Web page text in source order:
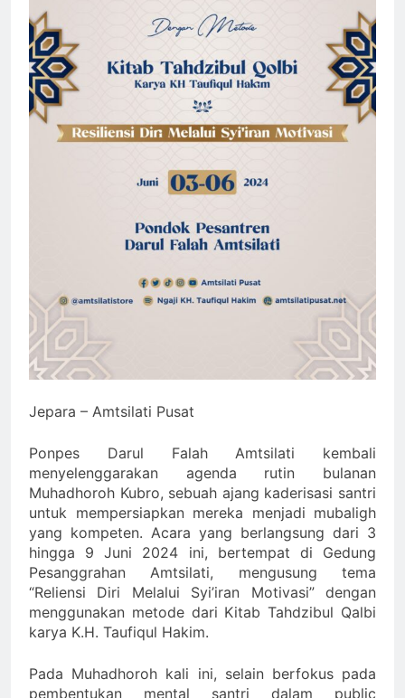
Jepara – Amtsilati Pusat
Ponpes Darul Falah Amtsilati kembali
menyelenggarakan agenda rutin bulanan
Muhadhoroh Kubro, sebuah ajang kaderisasi santri
untuk mempersiapkan mereka menjadi mubaligh
yang kompeten. Acara yang berlangsung dari 3
hingga 9 Juni 2024 ini, bertempat di Gedung
Pesanggrahan Amtsilati, mengusung tema
“Reliensi Diri Melalui Syi’iran Motivasi” dengan
menggunakan metode dari Kitab Tahdzibul Qalbi
karya K.H. Taufiqul Hakim.
Pada Muhadhoroh kali ini, selain berfokus pada
pembentukan mental santri dalam public